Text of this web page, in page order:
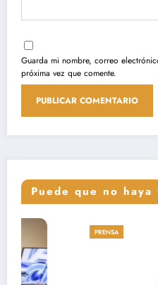
Guarda mi nombre, correo
próxima vez que comente.
Puede que no haya